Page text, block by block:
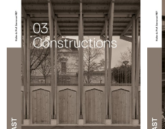
collections